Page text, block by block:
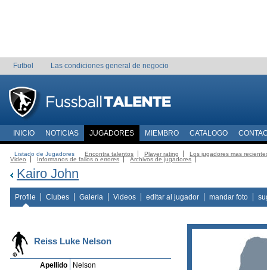
Futbol Las condiciones general de negocio
INICIO NOTICIAS JUGADORES MIEMBRO CATALOGO
Listado de Jugadores Encontra talentos Player rating
Los jugadores mas
Video
Informanos de fallos o errores Archivos de jugadores
Kairo John
Profile Clubes Galeria Videos editar al jugador mandar foto
Reiss Luke Nelson
Apellido
Nelson